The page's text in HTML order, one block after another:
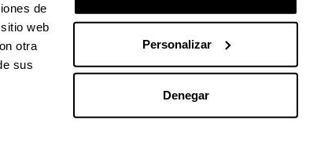
de
web
otra
sus
Personalizar
Denegar
desplazarse.